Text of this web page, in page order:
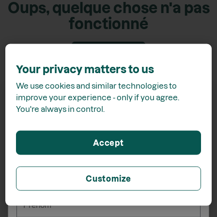
Oups, quelque chose n'a pas
fonctionné
Your privacy matters to us
We use cookies and similar technologies to
improve your experience - only if you agree.
You're always in control.
Customize
Accept
15% de rabais*
lors de votre inscription à l'infolettre
_______